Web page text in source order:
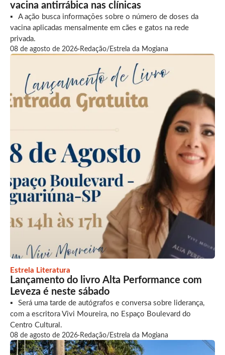
vacina antirrábica nas clínicas
A ação busca informações sobre o número de doses da
vacina aplicadas mensalmente em cães e gatos na rede
privada.
08 de agosto de 2026· Redação/Estrela da Mogiana
Estrela Literatura
Lançamento do livro Alta Performance com
Leveza é neste sábado
Será uma tarde de autógrafos e conversa sobre liderança,
com a escritora Vivi Moureira, no Espaço Boulevard do
Centro Cultural.
08 de agosto de 2026· Redação/Estrela da Mogiana